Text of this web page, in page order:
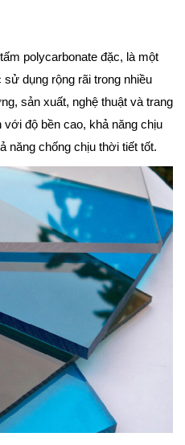
polycarbonate đặc, là một
dụng rộng rãi trong nhiều
sản xuất, nghệ thuật và trang
độ bền cao, khả năng chịu
năng chống chịu thời tiết tốt.